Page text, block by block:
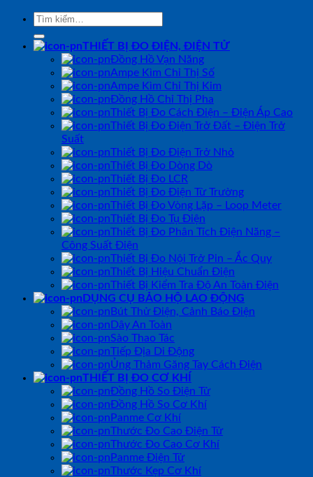
Tìm
THIẾT BỊ ĐO ĐIỆN, ĐIỆN TỬ
Đồng Hồ Vạn Năng
Ampe Kìm Chỉ Thị Số
Ampe Kìm Chỉ Thị Kim
Đồng Hồ Chỉ Thị Pha
Thiết Bị Đo Cách Điện – Điện Áp Cao
Thiết Bị Đo Điện Trở Đất – Điện Trở
Suất
Thiết Bị Đo Điện Trở Nhỏ
Thiết Bị Đo Dòng Dò
Thiết Bị Đo LCR
Thiết Bị Đo Điện Từ Trường
Thiết Bị Đo Vòng Lặp – Loop Meter
Thiết Bị Đo Tụ Điện
Thiết Bị Đo Phân Tích Điện Năng –
Công Suất Điện
Thiết Bị Đo Nội Trở Pin – Ắc Quy
Thiết Bị Hiệu Chuẩn Điện
Thiết Bị Kiểm Tra Độ An Toàn Điện
DỤNG CỤ BẢO HỘ LAO ĐỘNG
Bút Thử Điện, Cảnh Báo Điện
Dây An Toàn
Sào Thao Tác
Tiếp Địa Di Động
Ủng Thảm Găng Tay Cách Điện
THIẾT BỊ ĐO CƠ KHÍ
Đồng Hồ So Điện Tử
Đồng Hồ So Cơ Khí
Panme Cơ Khí
Thước Đo Cao Điện Tử
Thước Đo Cao Cơ Khí
Panme Điện Tử
Thước Kẹp Cơ Khí